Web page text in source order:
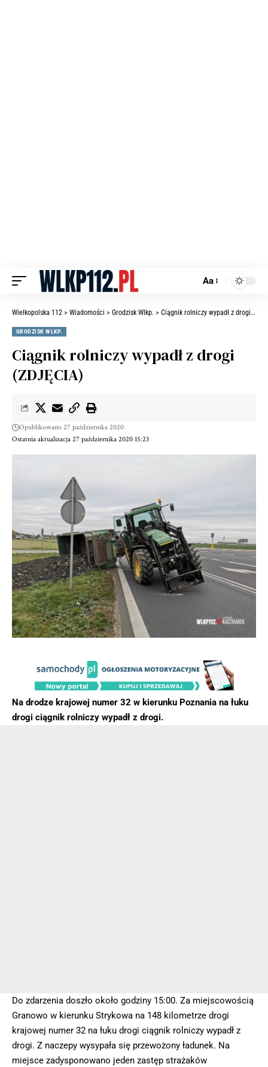
Aa
Wielkopolska 112 > Wiadomości > Grodzisk Wlkp. > Ciągnik rolniczy wypadł z drogi (ZDJĘCIA)
GRODZISK WLKP.
Ciągnik rolniczy wypadł z drogi
(ZDJĘCIA)
Ostatnia aktualizacja 27 października 2020 15:23
Opublikowano 27 października 2020
Na drodze krajowej numer 32 w kierunku Poznania na łuku
drogi ciągnik rolniczy wypadł z drogi.
Do zdarzenia doszło około godziny 15:00. Za miejscowością
Granowo w kierunku Strykowa na 148 kilometrze drogi
krajowej numer 32 na łuku drogi ciągnik rolniczy wypadł z
drogi. Z naczepy wysypała się przewożony ładunek. Na
miejsce zadysponowano jeden zastęp strażaków